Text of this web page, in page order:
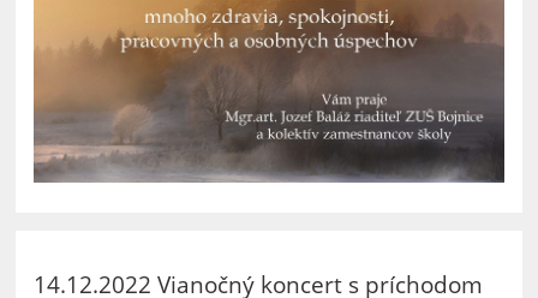
14.12.2022 Vianočný koncert s príchodom